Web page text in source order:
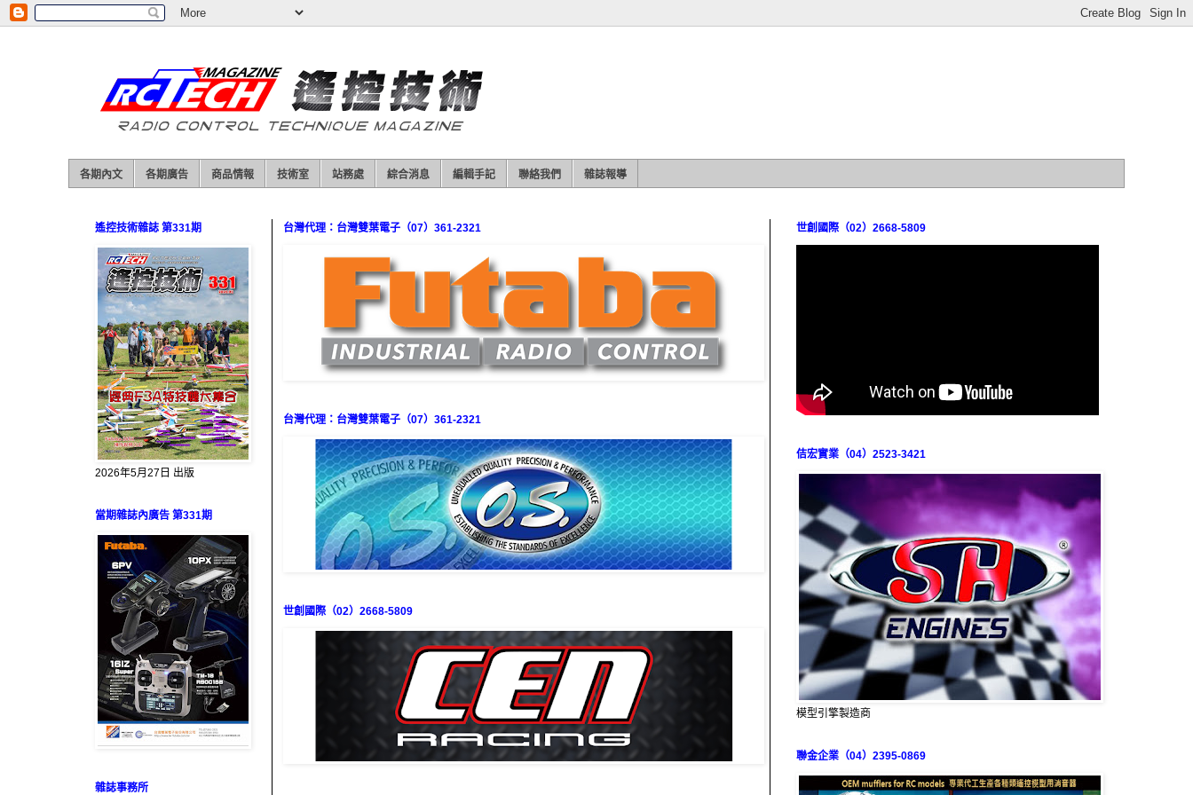
各期內文 各期廣告 商品情報 技術室 站務處 綜合消息 編輯手記 聯絡我們 雜誌報導
台灣代理：台灣雙葉電子（07）361-2321
台灣代理：台灣雙葉電子（07）361-2321
世創國際（02）2668-5809
遙控技術雜誌 第331期
2026年5月27日 出版
當期雜誌內廣告 第331期
雜誌事務所
世創國際（02）2668-5809
佶宏實業（04）2523-3421
模型引擎製造商
聯金企業（04）2395-0869